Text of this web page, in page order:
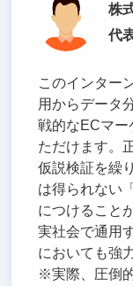
株
代
このインター
用からデータ
戦的なECマー
ただけます。
仮説検証を繰
は得られない
につけること
実社会で通用
においても強
※実際、圧倒